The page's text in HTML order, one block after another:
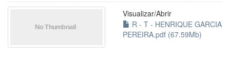
Visualizar/Abrir
R - T - HENRIQUE GARCIA
PEREIRA.pdf (67.59Mb)